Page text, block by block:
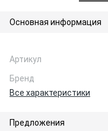
Основная информация
Артикул
Бренд
Все характеристики
Предложения